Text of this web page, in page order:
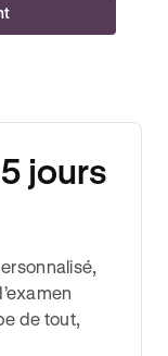
jours
de tout,